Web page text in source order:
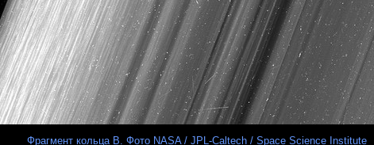
Фрагмент кольца B. Фото NASA / JPL-Caltech / Space Science Institute